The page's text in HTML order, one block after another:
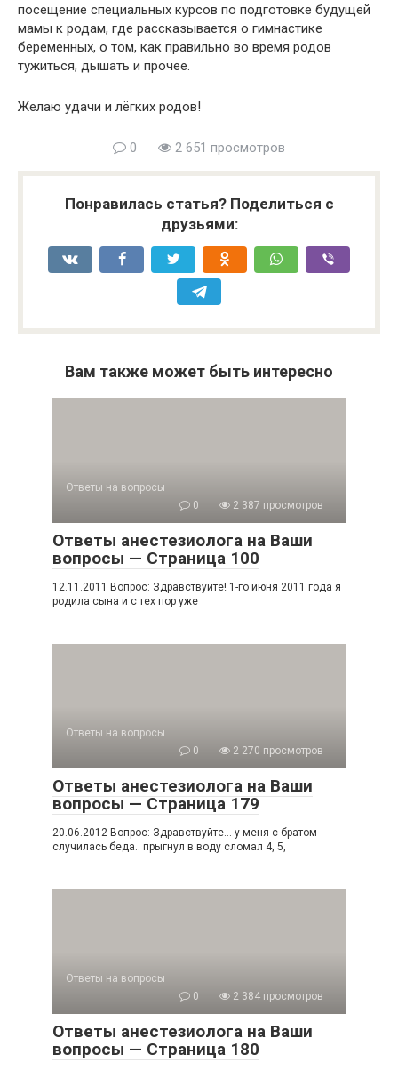
посещение специальных курсов по подготовке будущей
мамы к родам, где рассказывается о гимнастике
беременных, о том, как правильно во время родов
тужиться, дышать и прочее.
Желаю удачи и лёгких родов!
0 2 651 просмотров
Понравилась статья? Поделиться с
друзьями:
Вам также может быть интересно
Ответы на вопросы
0
2 387 просмотров
Ответы анестезиолога на Ваши
вопросы — Страница 100
12.11.2011 Вопрос: Здравствуйте! 1-го июня 2011 года я
родила сына и с тех пор уже
Ответы на вопросы
0
2 270 просмотров
Ответы анестезиолога на Ваши
вопросы — Страница 179
20.06.2012 Вопрос: Здравствуйте… у меня с братом
случилась беда.. прыгнул в воду сломал 4, 5,
Ответы на вопросы
0
2 384 просмотров
Ответы анестезиолога на Ваши
вопросы — Страница 180